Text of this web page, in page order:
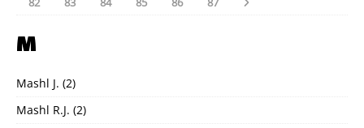
M
Mashl J. (2)
Mashl R.J. (2)